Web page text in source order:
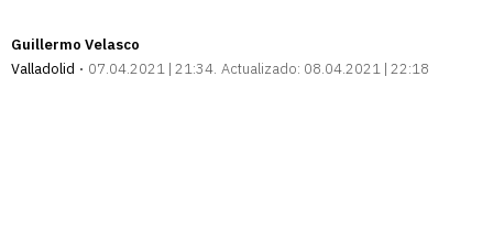
Guillermo Velasco
Valladolid
07.04.2021 | 21:34 Actualizado: 08.04.2021 | 22:18